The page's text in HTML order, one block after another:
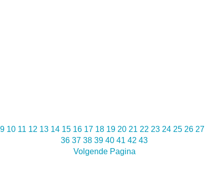
9 10 11 12 13 14 15 16 17 18 19 20 21 22 23 24 25 26 27
36 37 38 39 40 41 42 43
Volgende Pagina